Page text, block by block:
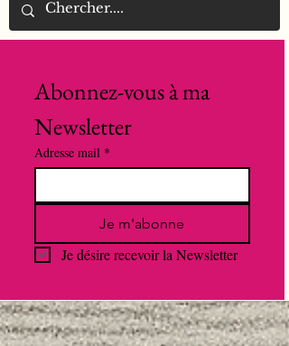
Abonnez-vous à ma
Newsletter
Adresse mail *
Je m'abonne
Je désire recevoir la Newsletter